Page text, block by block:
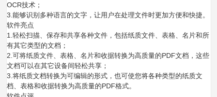
OCR技术；
3.能够识别多种语言的文字，让用户在处理文件时更加方便和快捷。
软件亮点
1.轻松扫描、保存和共享各种文件，包括纸质文件、表格、名片和所
有其它类型的文档；
2.可将纸质文件、表格、名片和收据转换为高质量的PDF文档，这些
文档可以在其它设备间轻松共享；
3.将纸质文档转换为可编辑的形式，也可使您将各种类型的纸质文
档、表格和收据转换为高质量的PDF格式。